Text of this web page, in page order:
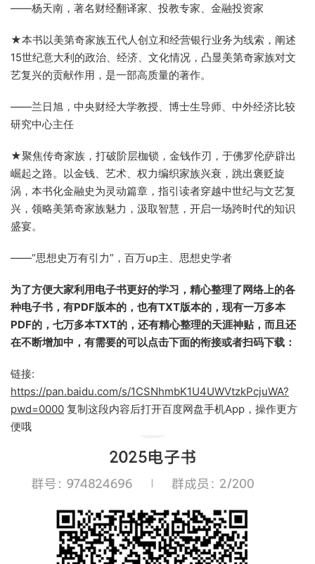
——杨天南，著名财经翻译家、投教专家、金融投资家
★本书以美第奇家族五代人创立和经营银行业务为线索，阐述
15世纪意大利的政治、经济、文化情况，凸显美第奇家族对文
艺复兴的贡献作用，是一部高质量的著作。
——兰日旭，中央财经大学教授、博士生导师、中外经济比较
研究中心主任
★聚焦传奇家族，打破阶层枷锁，金钱作刃，于佛罗伦萨辟出
崛起之路。以金钱、艺术、权力编织家族兴衰，跳出褒贬旋
涡，本书化金融史为灵动篇章，指引读者穿越中世纪与文艺复
兴，领略美第奇家族魅力，汲取智慧，开启一场跨时代的知识
盛宴。
——“思想史万有引力”，百万up主、思想史学者
为了方便大家利用电子书更好的学习，精心整理了网络上的各
种电子书，有PDF版本的，也有TXT版本的，现有一万多本
PDF的，七万多本TXT的，还有精心整理的天涯神贴，而且还
在不断增加中，有需要的可以点击下面的衔接或者扫码下载：
链接:
https://pan.baidu.com/s/1CSNhmbK1U4UWVtzkPcjuWA?
pwd=0000 复制这段内容后打开百度网盘手机App，操作更方
便哦